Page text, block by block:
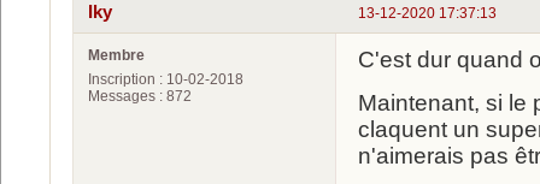
13-12-2020 17:37:13
Iky
Membre
Inscription : 10-02-2018
Messages : 872
C'est dur quand
Maintenant, si le
claquent un
n'aimerais pas